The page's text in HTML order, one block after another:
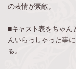
の表情が素敵。
■キャスト表をちゃん
んいらっしゃった事
る。